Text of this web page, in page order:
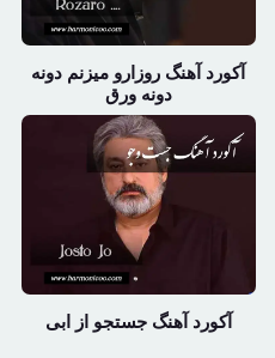
آکورد آهنگ روزارو میزنم دونه
دونه ورق
آکورد آهنگ جستجو از ابی